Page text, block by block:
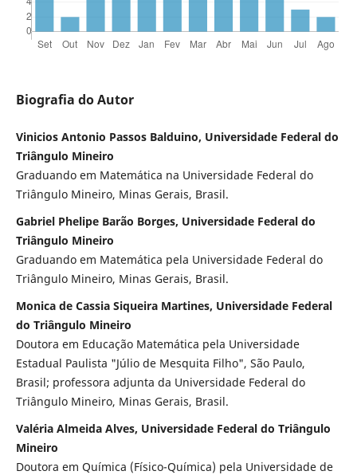
Biografia do Autor
Vinicios Antonio Passos Balduino, Universidade Federal do
Triângulo Mineiro
Graduando em Matemática na Universidade Federal do
Triângulo Mineiro, Minas Gerais, Brasil.
Gabriel Phelipe Barão Borges, Universidade Federal do
Triângulo Mineiro
Graduando em Matemática pela Universidade Federal do
Triângulo Mineiro, Minas Gerais, Brasil.
Monica de Cassia Siqueira Martines, Universidade Federal
do Triângulo Mineiro
Doutora em Educação Matemática pela Universidade
Estadual Paulista "Júlio de Mesquita Filho", São Paulo,
Brasil; professora adjunta da Universidade Federal do
Triângulo Mineiro, Minas Gerais, Brasil.
Valéria Almeida Alves, Universidade Federal do Triângulo
Mineiro
Doutora em Química (Físico-Química) pela Universidade de